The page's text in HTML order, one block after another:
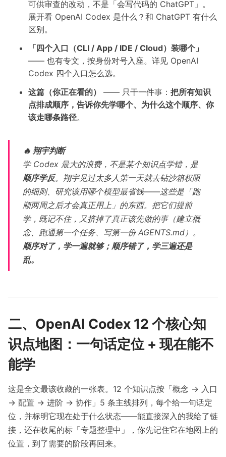
可供审查的改动，不是「会写代码的 ChatGPT」。
展开看 OpenAI Codex 是什么？和 ChatGPT 有什么
区别。
「四个入口（CLI / App / IDE / Cloud）装哪个」
—— 也有专文，按身份对号入座。详见 OpenAI
Codex 四个入口怎么选。
这篇（你正在看的）
—— 只干一件事： 把所有知识
点排成顺序，告诉你先学哪个、为什么这个顺序、你
该走哪条路径。
🔥 翔宇判断
学 Codex 最大的浪费，不是某个知识点学错，是
顺序学反。翔宇见过太多人第一天就去钻沙箱权限
的细则、研究该用哪个模型最省钱——这些是「跑
顺两周之后才会真正用上」的东西。把它们提前
学，既记不住，又挤掉了真正该先做的事（建立概
念、跑通第一个任务、写第一份 AGENTS.md）。
顺序对了，学一遍就够；顺序错了，学三遍还是
乱。
二、OpenAI Codex 12 个核心知
识点地图：一句话定位 + 现在能不
能学
这是全文最该收藏的一张表。12 个知识点按「概念 → 入口
→ 配置 → 进阶 → 协作」5 条主线排列，每个给一句话定
位，并标明它现在处于什么状态——能直接深入的我给了链
接，还在收尾的标「专题整理中」，你先记住它在地图上的
位置，到了需要的阶段再回来。